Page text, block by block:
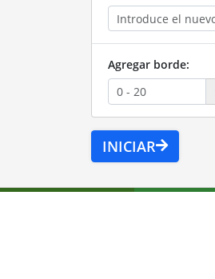
Agregar borde:
INICIAR